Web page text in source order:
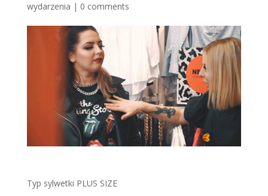
wydarzenia | 0 comments
Typ sylwetki PLUS SIZE